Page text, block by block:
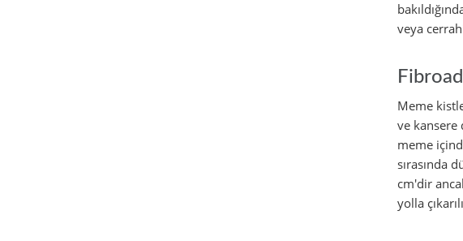
veya
Meme
ve kansere
meme
sırasında
cm'dir
yolla